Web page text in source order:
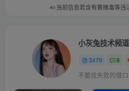
当前信息若含有黄赌毒等违
小灰兔技术频道
3479 8
不要找失败的借